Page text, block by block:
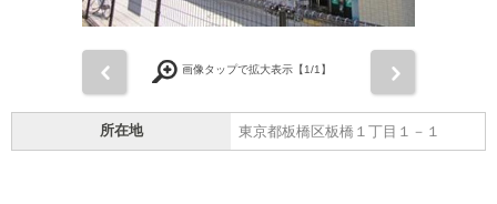
画像タップで拡大表示【1/1】
所在地 東京都板橋区板橋１丁目１－１